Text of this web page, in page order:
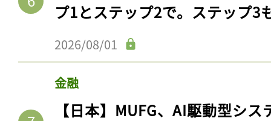
プ1とステップ2で。ステップ3
2026/08/01
金融
【日本】MUFG、AI駆動型シ